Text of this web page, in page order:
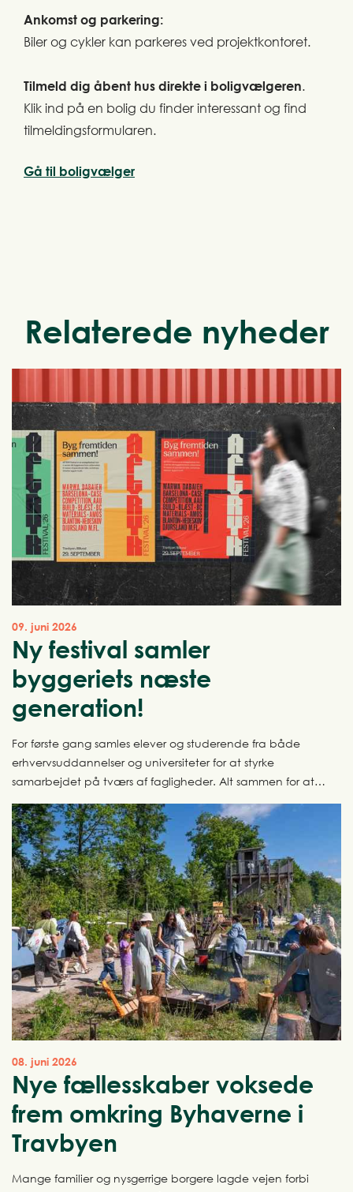
Ankomst og parkering:
Biler og cykler kan parkeres ved projektkontoret.
Tilmeld dig åbent hus direkte i boligvælgeren.
Klik ind på en bolig du finder interessant og find
tilmeldingsformularen.
Gå til boligvælger
Relaterede nyheder
09. juni 2026
Ny festival samler
byggeriets næste
generation!
For første gang samles elever og studerende fra både
erhvervsuddannelser og universiteter for at styrke
samarbejdet på tværs af fagligheder. Alt sammen for at
AFTRYK Festival, der afholdes for første gang den 29.
september 2026.
08. juni 2026
Nye fællesskaber voksede
frem omkring Byhaverne i
Travbyen
Mange familier og nysgerrige borgere lagde vejen forbi